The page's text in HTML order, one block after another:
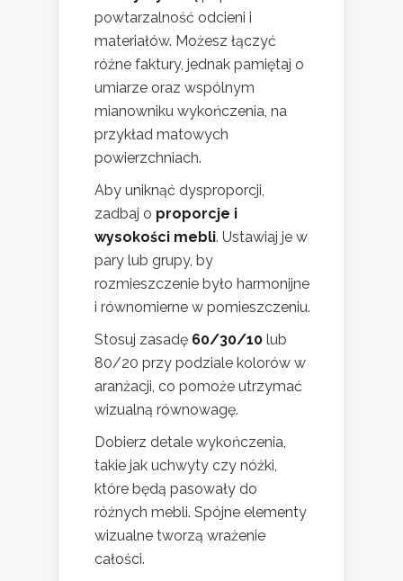
powtarzalność odcieni i
materiałów. Możesz łączyć
różne faktury, jednak pamiętaj o
umiarze oraz wspólnym
mianowniku wykończenia, na
przykład matowych
powierzchniach.
Aby uniknąć dysproporcji,
zadbaj o proporcje i
wysokości mebli. Ustawiaj je w
pary lub grupy, by
rozmieszczenie było harmonijne
i równomierne w pomieszczeniu.
Stosuj zasadę 60/30/10 lub
80/20 przy podziale kolorów w
aranżacji, co pomoże utrzymać
wizualną równowagę.
Dobierz detale wykończenia,
takie jak uchwyty czy nóżki,
które będą pasowały do
różnych mebli. Spójne elementy
wizualne tworzą wrażenie
całości.